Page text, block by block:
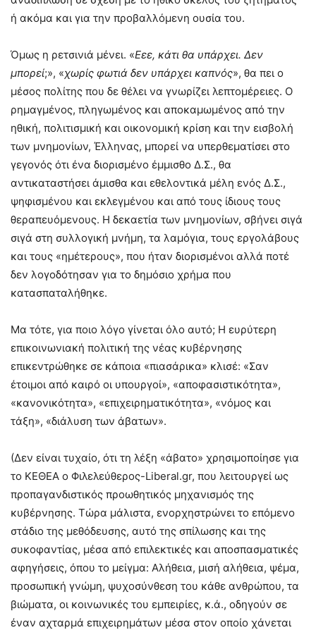
ή ακόμα και για την προβαλλόμενη ουσία του.
Όμως η ρετσινιά μένει. «Εεε, κάτι θα υπάρχει. Δεν
μπορεί;», «χωρίς φωτιά δεν υπάρχει καπνός», θα πει ο
μέσος πολίτης που δε θέλει να γνωρίζει λεπτομέρειες. Ο
ρημαγμένος, πληγωμένος και αποκαμωμένος από την
ηθική, πολιτισμική και οικονομική κρίση και την εισβολή
των μνημονίων, Έλληνας, μπορεί να υπερθεματίσει στο
γεγονός ότι ένα διορισμένο έμμισθο Δ.Σ., θα
αντικαταστήσει άμισθα και εθελοντικά μέλη ενός Δ.Σ.,
ψηφισμένου και εκλεγμένου και από τους ίδιους τους
θεραπευόμενους. Η δεκαετία των μνημονίων, σβήνει σιγά
σιγά στη συλλογική μνήμη, τα λαμόγια, τους εργολάβους
και τους «ημέτερους», που ήταν διορισμένοι αλλά ποτέ
δεν λογοδότησαν για το δημόσιο χρήμα που
κατασπαταλήθηκε.
Μα τότε, για ποιο λόγο γίνεται όλο αυτό; Η ευρύτερη
επικοινωνιακή πολιτική της νέας κυβέρνησης
επικεντρώθηκε σε κάποια «πιασάρικα» κλισέ: «Σαν
έτοιμοι από καιρό οι υπουργοί», «αποφασιστικότητα»,
«κανονικότητα», «επιχειρηματικότητα», «νόμος και
τάξη», «διάλυση των άβατων».
(Δεν είναι τυχαίο, ότι τη λέξη «άβατο» χρησιμοποίησε για
το ΚΕΘΕΑ ο Φιλελεύθερος-Liberal.gr, που λειτουργεί ως
προπαγανδιστικός προωθητικός μηχανισμός της
κυβέρνησης. Τώρα μάλιστα, ενορχηστρώνει το επόμενο
στάδιο της μεθόδευσης, αυτό της σπίλωσης και της
συκοφαντίας, μέσα από επιλεκτικές και αποσπασματικές
αφηγήσεις, όπου το μείγμα: Αλήθεια, μισή αλήθεια, ψέμα,
προσωπική γνώμη, ψυχοσύνθεση του κάθε ανθρώπου, τα
βιώματα, οι κοινωνικές του εμπειρίες, κ.ά., οδηγούν σε
έναν αχταρμά επιχειρημάτων μέσα στον οποίο χάνεται